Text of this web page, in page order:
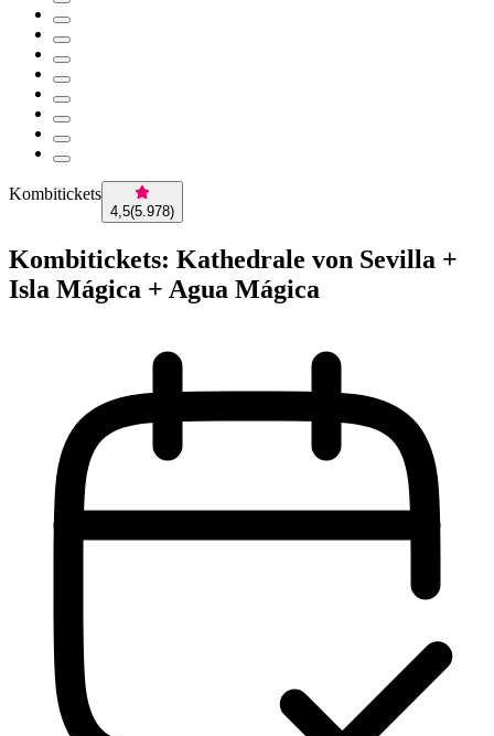
Kombitickets
4,5(5.978)
Kombitickets: Kathedrale von Sevilla +
Isla Mágica + Agua Mágica